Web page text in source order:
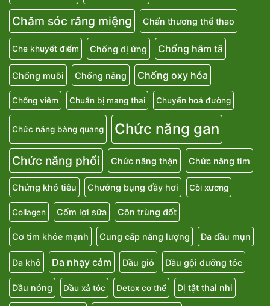
Chăm sóc răng miệng Chấn thương thể thao
Che khuyết điểm Chống dị ứng Chống hăm tã
Chống muỗi Chống nắng Chống oxy hóa
Chống viêm Chuẩn bị mang thai Chuyển hoá đường
Chức năng bàng quang Chức năng gan
Chức năng phổi Chức năng thận Chức năng tim
Chứng khó tiêu Chướng bụng đầy hơi Còi xương
Collagen Cốm lợi sữa Côn trùng đốt
Cơ tim khỏe mạnh Cung cấp năng lượng Da dầu mụn
Da khô Da nhạy cảm Dầu gió Dầu gội dưỡng tóc
Dầu nóng Dầu xả tóc Detox cơ thể Dị tật thai nhi